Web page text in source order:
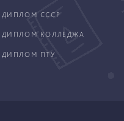
ДИПЛОМ СССР
ДИПЛОМ КОЛЛЕДЖА
ДИПЛОМ ПТУ